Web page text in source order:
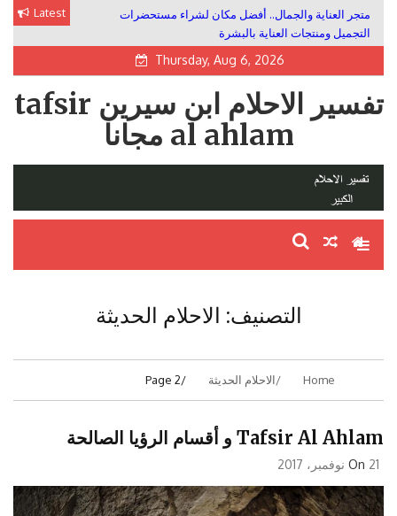
content
Latest
متجر العناية والجمال.. أفضل مكان لشراء مستحضرات
التجميل ومنتجات العناية بالبشرة
Thursday, Aug 6, 2026
تفسير الاحلام ابن سيرين tafsir
al ahlam مجانا
التصنيف: الاحلام الحديثة
Home الاحلام الحديثة Page 2
Tafsir Al Ahlam و أقسام الرؤيا الصالحة
On 21 نوفمبر، 2017